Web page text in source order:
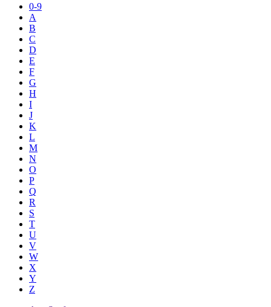
0-9
A
B
C
D
E
F
G
H
I
J
K
L
M
N
O
P
Q
R
S
T
U
V
W
X
Y
Z